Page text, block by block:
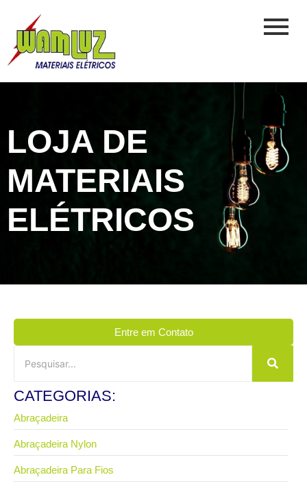
LOJA DE
MATERIAIS
ELÉTRICOS
Entre em Contato
CATEGORIAS:
Abraçadeira
Abraçadeira Nylon
Abraçadeira Para Fios